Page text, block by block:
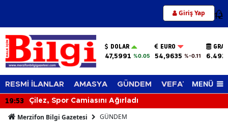
Giriş Yap 12
DOLAR
47,5991 %0.05
EURO
54,9635 %-0.11
RESMİ İLANLAR AMASYA GÜNDEM VEFAT EDENLER
MENÜ
19:53 Çilez, Spor Camiasını Ağırladı
Merzifon Bilgi Gazetesi GÜNDEM